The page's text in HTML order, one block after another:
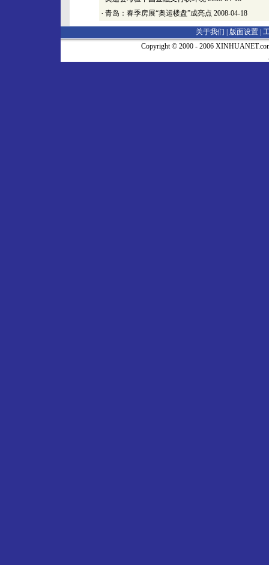
· 青岛：春季房展“奥运楼盘”成亮点 2008-04-18
关于我们 | 版面设置
Copyright © 2000 - 2006